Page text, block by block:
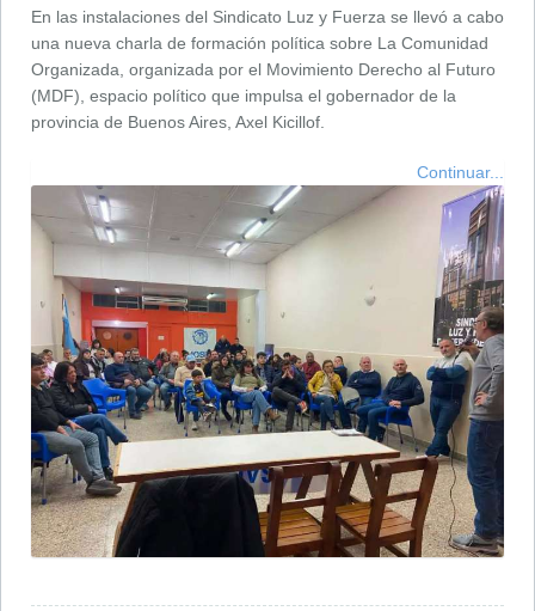
En las instalaciones del Sindicato Luz y Fuerza se llevó a cabo
una nueva charla de formación política sobre La Comunidad
Organizada, organizada por el Movimiento Derecho al Futuro
(MDF), espacio político que impulsa el gobernador de la
provincia de Buenos Aires, Axel Kicillof.
Continuar...